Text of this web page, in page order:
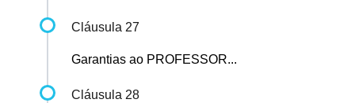
Cláusula 27
Garantias ao PROFESSOR...
Cláusula 28